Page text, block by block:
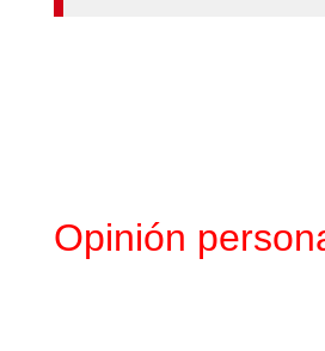
Opinión